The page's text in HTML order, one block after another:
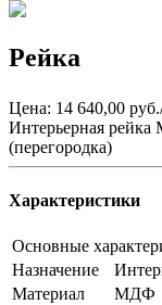
Рейка
Цена: 14 640,00
Интерьерная
(перегородка)
Характеристики
Основные
Назначение
Материал
МДФ